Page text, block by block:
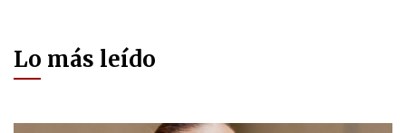
Lo más leído